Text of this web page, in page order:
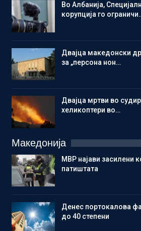
Во Албанија,
корупција го
Двајца македонски
за „персона нон…
Двајца мртви во
хеликоптери во…
Македонија
МВР најави засилени
патиштата
Денес портокалова
до 40 степени